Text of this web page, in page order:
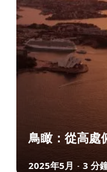
鳥瞰：從高處
2025年5月 - 3 分